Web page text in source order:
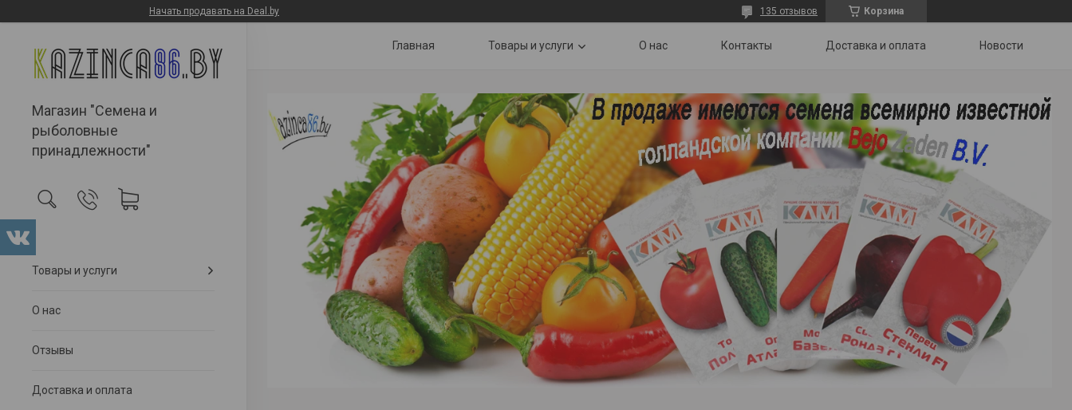
Начать продавать на Deal.by Корзина
135 отзывов
Магазин "Семена и
рыболовные
принадлежности"
Товары и услуги
О нас
Отзывы
Доставка и оплата
Главная Товары и услуги О нас Контакты Доставка и оплата Новости